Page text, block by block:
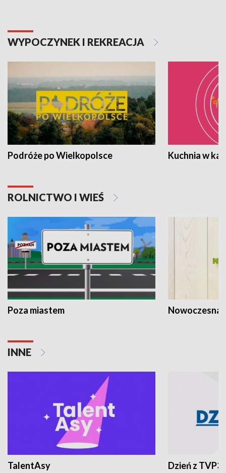
WYPOCZYNEK I REKREACJA
Podróże po Wielkopolsce Kuchnia w
ROLNICTWO I WIEŚ
Poza miastem Nowoczesna
INNE
TalentAsy Dzień z TVP3